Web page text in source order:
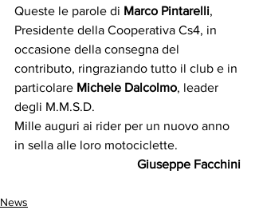
Queste le parole di Marco Pintarelli,
Presidente della Cooperativa Cs4, in
occasione della consegna del
contributo, ringraziando tutto il club e in
particolare Michele Dalcolmo, leader
degli M.M.S.D.
Mille auguri ai rider per un nuovo anno
in sella alle loro motociclette.
Giuseppe Facchini
News